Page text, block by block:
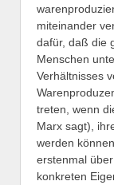
miteinander
dafür, daß die
Menschen
Verhältnisses
treten, wenn
Marx sagt),
werden
erstenmal
konkreten